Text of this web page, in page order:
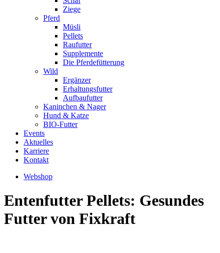
Ziege
Pferd
Müsli
Pellets
Raufutter
Supplemente
Die Pferdefütterung
Wild
Ergänzer
Erhaltungsfutter
Aufbaufutter
Kaninchen & Nager
Hund & Katze
BIO-Futter
Events
Aktuelles
Karriere
Kontakt
Webshop
Entenfutter Pellets: Gesundes
Futter von Fixkraft